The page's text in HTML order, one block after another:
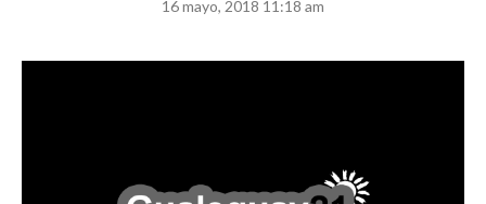
16 mayo, 2018 11:18 am